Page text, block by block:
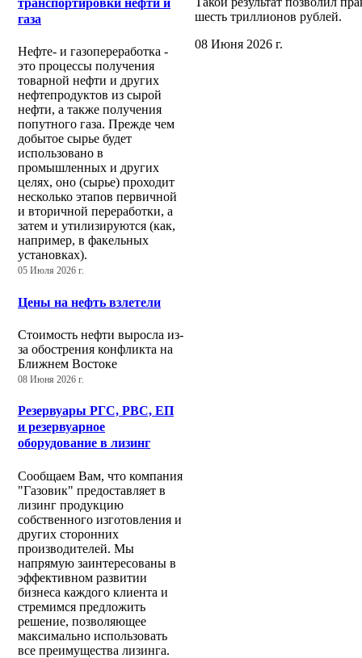
транспортировки нефти и
газа
Нефте- и газопереработка -
это процессы получения
товарной нефти и других
нефтепродуктов из сырой
нефти, а также получения
попутного газа. Прежде чем
добытое сырье будет
использовано в
промышленных и других
целях, оно (сырье) проходит
несколько этапов первичной
и вторичной переработки, а
затем и утилизируются (как,
например, в факельных
установках).
05 Июля 2026 г.
Цены на нефть взлетели
Стоимость нефти выросла из-
за обострения конфликта на
Ближнем Востоке
08 Июня 2026 г.
Резервуары РГС, РВС, ЕП
и резервуарное
оборудование в лизинг
Сообщаем Вам, что компания
"Газовик" предоставляет в
лизинг продукцию
собственного изготовления и
других сторонних
производителей. Мы
напрямую заинтересованы в
эффективном развитии
бизнеса каждого клиента и
стремимся предложить
решение, позволяющее
максимально использовать
все преимущества лизинга.
шесть триллионов рублей.
08 Июня 2026 г.